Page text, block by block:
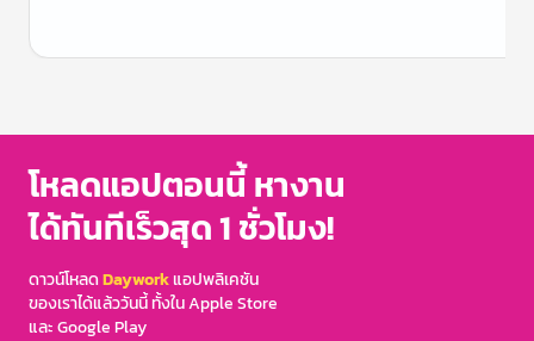
of
โหลดแอปตอนนี้ หางาน
ได้ทันทีเร็วสุด 1 ชั่วโมง!
ดาวน์โหลดDayworkแอปพลิเคชัน
ของเราได้แล้ววันนี้ ทั้งใน Apple Store
และ Google Play